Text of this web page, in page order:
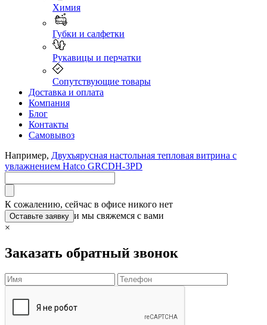
Химия
Губки и салфетки
Рукавицы и перчатки
Сопутствующие товары
Доставка и оплата
Компания
Блог
Контакты
Самовывоз
Например, Двухъярусная настольная тепловая витрина с
увлажнением Hatco GRCDH-3PD
К сожалению, сейчас в офисе никого нет
Оставьте заявку и мы свяжемся с вами
×
Заказать обратный звонок